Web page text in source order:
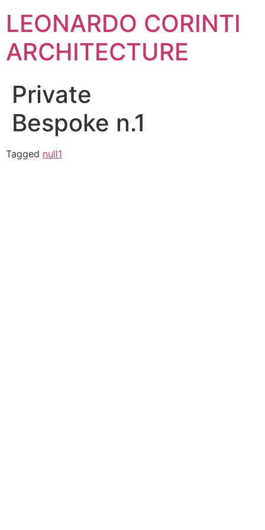
content
LEONARDO CORINTI
ARCHITECTURE
Private
Bespoke n.1
Tagged null1